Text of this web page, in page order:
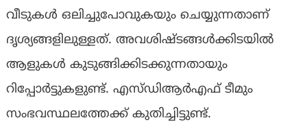
വീടുകള്‍ ഒലിച്ചുപോവുകയും ചെയ്യുന്നതാണ്
ദൃശ്യങ്ങളിലുള്ളത്. അവശിഷ്ടങ്ങള്‍ക്കിടയില്‍
ആളുകള്‍ കുടുങ്ങിക്കിടക്കുന്നതായും
റിപ്പോര്‍ട്ടുകളുണ്ട്. എസ്ഡിആര്‍എഫ് ടീമും
സംഭവസ്ഥലത്തേക്ക് കുതിച്ചിട്ടുണ്ട്.